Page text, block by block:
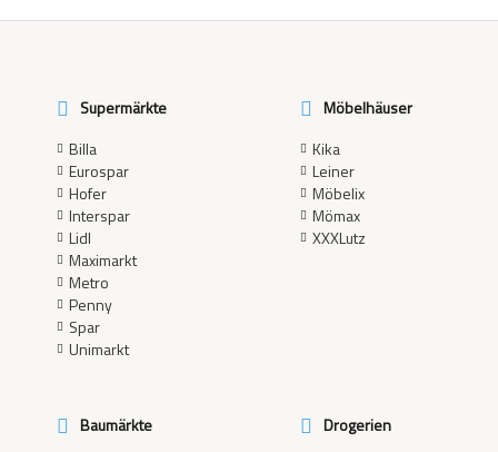
Supermärkte
Billa
Eurospar
Hofer
Interspar
Lidl
Maximarkt
Metro
Penny
Spar
Unimarkt
Möbelhäuser
Kika
Leiner
Möbelix
Mömax
XXXLutz
Baumärkte
Drogerien